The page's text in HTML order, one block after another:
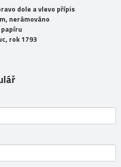
dole a vlevo přípis
nerámováno
rok 1793